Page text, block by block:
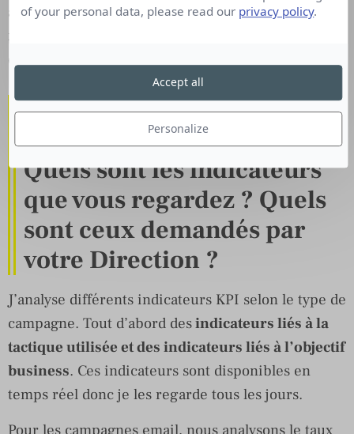
application mobile de l’événement, prise de
rendez-vous en ligne avec les experts, interactions
Comment mesurez-vous le
succès d’une campagne ?
Quels sont les indicateurs
que vous regardez ? Quels
sont ceux demandés par
votre Direction ?
J’analyse différents indicateurs KPI selon le type de
campagne. Tout d’abord desindicateurs liés à la
tactique utilisée et des indicateurs liés à l’objectif
business. Ces indicateurs sont disponibles en
temps réel donc je les regarde tous les jours.
Pour les campagnes email, nous analysons le taux
of your personal data, please read our privacy policy.
Personalize
Accept all